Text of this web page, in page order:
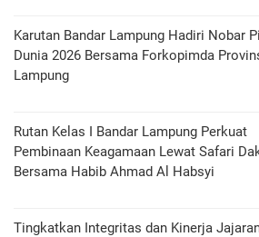
Karutan Bandar Lampung Hadiri Nobar
Dunia 2026 Bersama Forkopimda
Lampung
Rutan Kelas I Bandar Lampung Perkuat
Pembinaan Keagamaan Lewat Safari
Bersama Habib Ahmad Al Habsyi
Tingkatkan Integritas dan Kinerja